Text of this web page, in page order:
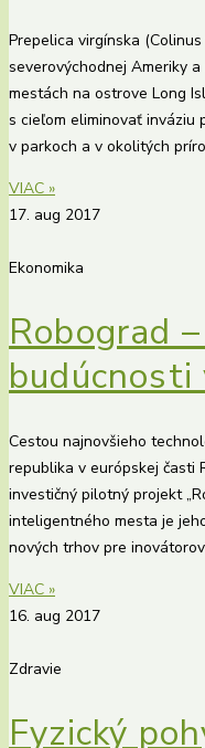
Prepelica virgínska
severovýchodnej Ameriky
mestách na ostrove Long
s cieľom eliminovať inváziu
v parkoch a v okolitých
VIAC »
17. aug 2017
Ekonomika
Robograd
budúcnosti
Cestou najnovšieho
republika v európskej časti
investičný pilotný projekt
inteligentného mesta je
nových trhov pre inovátorov
VIAC »
16. aug 2017
Zdravie
Fyzický